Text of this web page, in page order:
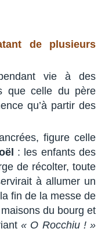
de plusieurs
vie à des
que celle du père
qu’à partir des
figure celle
: les enfants des
de récolter, toute
à allumer un
fin de la messe de
du bourg et
« O Rocchiu ! »